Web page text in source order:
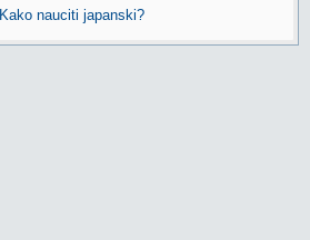
Kako nauciti japanski?